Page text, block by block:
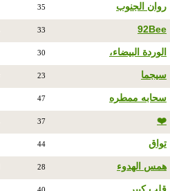
روان الجنوب 35
92Bee
33
الوردة البيضاء، 30
سيجما 23
سحابه ممطره 47
❤️
37
تواق 44
همس الهدوء 28